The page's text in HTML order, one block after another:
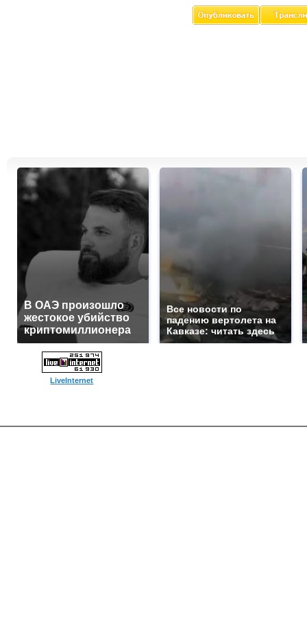
В ОАЭ произошло
жестокое убийство
криптомиллионера
Все новости по
падению вертолета на
Кавказе: читать здесь
LiveInternet